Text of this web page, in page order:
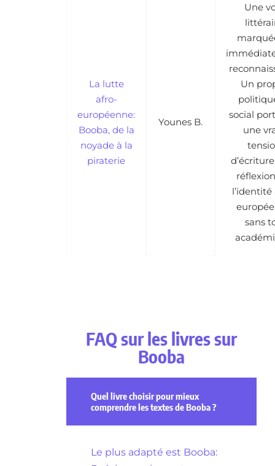
La lutte
afro-
européenne:
Booba, de la
noyade à la
piraterie
Younes B.
Une
Un
social
une
l’identité
sans
FAQ sur les livres sur
Booba
Quel livre choisir pour mieux
comprendre les textes de Booba ?
Le plus adapté est Booba: